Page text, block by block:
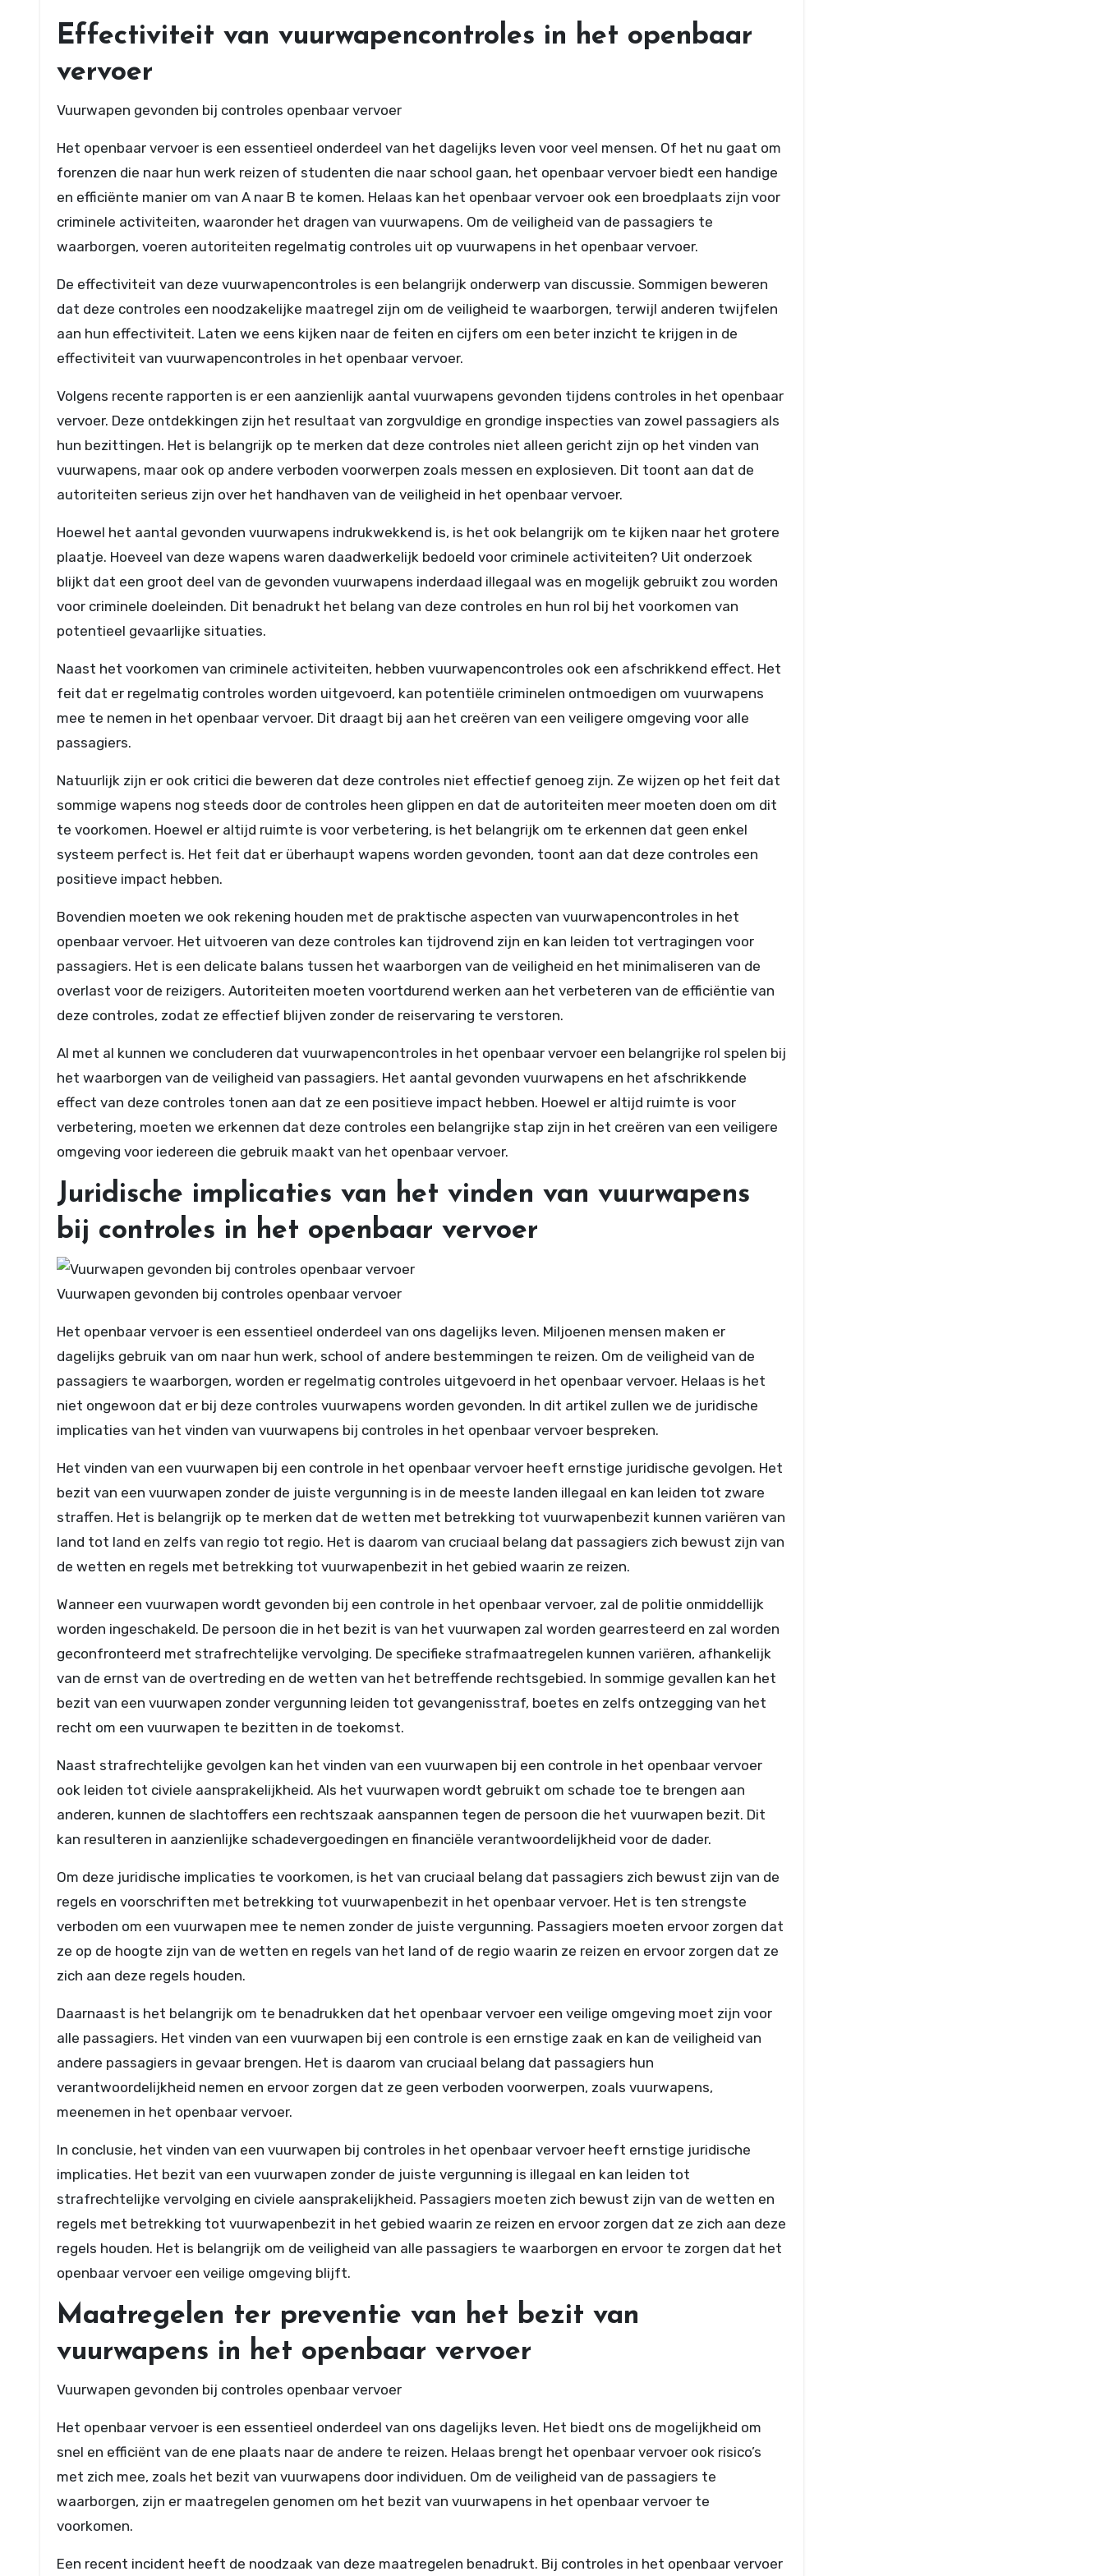
Effectiviteit van vuurwapencontroles in het openbaar
vervoer
Vuurwapen gevonden bij controles openbaar vervoer
Het openbaar vervoer is een essentieel onderdeel van het dagelijks leven voor veel mensen. Of het nu gaat om
forenzen die naar hun werk reizen of studenten die naar school gaan, het openbaar vervoer biedt een handige
en efficiënte manier om van A naar B te komen. Helaas kan het openbaar vervoer ook een broedplaats zijn voor
criminele activiteiten, waaronder het dragen van vuurwapens. Om de veiligheid van de passagiers te
waarborgen, voeren autoriteiten regelmatig controles uit op vuurwapens in het openbaar vervoer.
De effectiviteit van deze vuurwapencontroles is een belangrijk onderwerp van discussie. Sommigen beweren
dat deze controles een noodzakelijke maatregel zijn om de veiligheid te waarborgen, terwijl anderen twijfelen
aan hun effectiviteit. Laten we eens kijken naar de feiten en cijfers om een beter inzicht te krijgen in de
effectiviteit van vuurwapencontroles in het openbaar vervoer.
Volgens recente rapporten is er een aanzienlijk aantal vuurwapens gevonden tijdens controles in het openbaar
vervoer. Deze ontdekkingen zijn het resultaat van zorgvuldige en grondige inspecties van zowel passagiers als
hun bezittingen. Het is belangrijk op te merken dat deze controles niet alleen gericht zijn op het vinden van
vuurwapens, maar ook op andere verboden voorwerpen zoals messen en explosieven. Dit toont aan dat de
autoriteiten serieus zijn over het handhaven van de veiligheid in het openbaar vervoer.
Hoewel het aantal gevonden vuurwapens indrukwekkend is, is het ook belangrijk om te kijken naar het grotere
plaatje. Hoeveel van deze wapens waren daadwerkelijk bedoeld voor criminele activiteiten? Uit onderzoek
blijkt dat een groot deel van de gevonden vuurwapens inderdaad illegaal was en mogelijk gebruikt zou worden
voor criminele doeleinden. Dit benadrukt het belang van deze controles en hun rol bij het voorkomen van
potentieel gevaarlijke situaties.
Naast het voorkomen van criminele activiteiten, hebben vuurwapencontroles ook een afschrikkend effect. Het
feit dat er regelmatig controles worden uitgevoerd, kan potentiële criminelen ontmoedigen om vuurwapens
mee te nemen in het openbaar vervoer. Dit draagt bij aan het creëren van een veiligere omgeving voor alle
passagiers.
Natuurlijk zijn er ook critici die beweren dat deze controles niet effectief genoeg zijn. Ze wijzen op het feit dat
sommige wapens nog steeds door de controles heen glippen en dat de autoriteiten meer moeten doen om dit
te voorkomen. Hoewel er altijd ruimte is voor verbetering, is het belangrijk om te erkennen dat geen enkel
systeem perfect is. Het feit dat er überhaupt wapens worden gevonden, toont aan dat deze controles een
positieve impact hebben.
Bovendien moeten we ook rekening houden met de praktische aspecten van vuurwapencontroles in het
openbaar vervoer. Het uitvoeren van deze controles kan tijdrovend zijn en kan leiden tot vertragingen voor
passagiers. Het is een delicate balans tussen het waarborgen van de veiligheid en het minimaliseren van de
overlast voor de reizigers. Autoriteiten moeten voortdurend werken aan het verbeteren van de efficiëntie van
deze controles, zodat ze effectief blijven zonder de reiservaring te verstoren.
Al met al kunnen we concluderen dat vuurwapencontroles in het openbaar vervoer een belangrijke rol spelen bij
het waarborgen van de veiligheid van passagiers. Het aantal gevonden vuurwapens en het afschrikkende
effect van deze controles tonen aan dat ze een positieve impact hebben. Hoewel er altijd ruimte is voor
verbetering, moeten we erkennen dat deze controles een belangrijke stap zijn in het creëren van een veiligere
omgeving voor iedereen die gebruik maakt van het openbaar vervoer.
Juridische implicaties van het vinden van vuurwapens
bij controles in het openbaar vervoer
Vuurwapen gevonden bij controles openbaar vervoer
Het openbaar vervoer is een essentieel onderdeel van ons dagelijks leven. Miljoenen mensen maken er
dagelijks gebruik van om naar hun werk, school of andere bestemmingen te reizen. Om de veiligheid van de
passagiers te waarborgen, worden er regelmatig controles uitgevoerd in het openbaar vervoer. Helaas is het
niet ongewoon dat er bij deze controles vuurwapens worden gevonden. In dit artikel zullen we de juridische
implicaties van het vinden van vuurwapens bij controles in het openbaar vervoer bespreken.
Het vinden van een vuurwapen bij een controle in het openbaar vervoer heeft ernstige juridische gevolgen. Het
bezit van een vuurwapen zonder de juiste vergunning is in de meeste landen illegaal en kan leiden tot zware
straffen. Het is belangrijk op te merken dat de wetten met betrekking tot vuurwapenbezit kunnen variëren van
land tot land en zelfs van regio tot regio. Het is daarom van cruciaal belang dat passagiers zich bewust zijn van
de wetten en regels met betrekking tot vuurwapenbezit in het gebied waarin ze reizen.
Wanneer een vuurwapen wordt gevonden bij een controle in het openbaar vervoer, zal de politie onmiddellijk
worden ingeschakeld. De persoon die in het bezit is van het vuurwapen zal worden gearresteerd en zal worden
geconfronteerd met strafrechtelijke vervolging. De specifieke strafmaatregelen kunnen variëren, afhankelijk
van de ernst van de overtreding en de wetten van het betreffende rechtsgebied. In sommige gevallen kan het
bezit van een vuurwapen zonder vergunning leiden tot gevangenisstraf, boetes en zelfs ontzegging van het
recht om een vuurwapen te bezitten in de toekomst.
Naast strafrechtelijke gevolgen kan het vinden van een vuurwapen bij een controle in het openbaar vervoer
ook leiden tot civiele aansprakelijkheid. Als het vuurwapen wordt gebruikt om schade toe te brengen aan
anderen, kunnen de slachtoffers een rechtszaak aanspannen tegen de persoon die het vuurwapen bezit. Dit
kan resulteren in aanzienlijke schadevergoedingen en financiële verantwoordelijkheid voor de dader.
Om deze juridische implicaties te voorkomen, is het van cruciaal belang dat passagiers zich bewust zijn van de
regels en voorschriften met betrekking tot vuurwapenbezit in het openbaar vervoer. Het is ten strengste
verboden om een vuurwapen mee te nemen zonder de juiste vergunning. Passagiers moeten ervoor zorgen dat
ze op de hoogte zijn van de wetten en regels van het land of de regio waarin ze reizen en ervoor zorgen dat ze
zich aan deze regels houden.
Daarnaast is het belangrijk om te benadrukken dat het openbaar vervoer een veilige omgeving moet zijn voor
alle passagiers. Het vinden van een vuurwapen bij een controle is een ernstige zaak en kan de veiligheid van
andere passagiers in gevaar brengen. Het is daarom van cruciaal belang dat passagiers hun
verantwoordelijkheid nemen en ervoor zorgen dat ze geen verboden voorwerpen, zoals vuurwapens,
meenemen in het openbaar vervoer.
In conclusie, het vinden van een vuurwapen bij controles in het openbaar vervoer heeft ernstige juridische
implicaties. Het bezit van een vuurwapen zonder de juiste vergunning is illegaal en kan leiden tot
strafrechtelijke vervolging en civiele aansprakelijkheid. Passagiers moeten zich bewust zijn van de wetten en
regels met betrekking tot vuurwapenbezit in het gebied waarin ze reizen en ervoor zorgen dat ze zich aan deze
regels houden. Het is belangrijk om de veiligheid van alle passagiers te waarborgen en ervoor te zorgen dat het
openbaar vervoer een veilige omgeving blijft.
Maatregelen ter preventie van het bezit van
vuurwapens in het openbaar vervoer
Vuurwapen gevonden bij controles openbaar vervoer
Het openbaar vervoer is een essentieel onderdeel van ons dagelijks leven. Het biedt ons de mogelijkheid om
snel en efficiënt van de ene plaats naar de andere te reizen. Helaas brengt het openbaar vervoer ook risico’s
met zich mee, zoals het bezit van vuurwapens door individuen. Om de veiligheid van de passagiers te
waarborgen, zijn er maatregelen genomen om het bezit van vuurwapens in het openbaar vervoer te
voorkomen.
Een recent incident heeft de noodzaak van deze maatregelen benadrukt. Bij controles in het openbaar vervoer